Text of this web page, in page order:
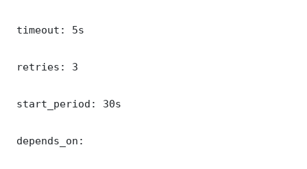
timeout: 5s
retries: 3
start_period: 30s
depends_on: